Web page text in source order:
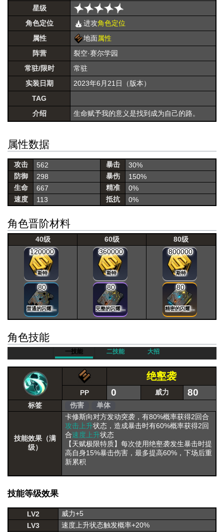
星级
角色定位
进攻角色定位
属性
地面属性
阵营
裂空·赛尔学园
常驻/限时
常驻
实装日期
2023年6月21日（版本）
TAG
介绍
生命赋予我的意义是找到成为自己的路。
属性数据
攻击 562 暴击
30%
防御
298 暴伤
150%
生命
667 精准
0%
速度
113 抵抗 0%
角色晋阶材料
40级 60级
80级
120000
斯特
80
普通的闪耀晶片
360000
斯特
80
完整的闪耀晶片
800000
斯特
80
精密的闪耀晶片
角色技能
一技能 二技能 大招
绝壑袭
PP 0 威力 80
标签 伤害 单体
技能效果（满
级）
卡修斯向对方发动突袭，有80%概率获得2回合
攻击上升状态，造成暴击时有60%概率获得2回
合速度上升状态
【天赋极限特质】每次使用绝壑袭发生暴击时提
高自身15%暴击伤害，最多提高60%，下场后重
新累积
技能等级效果
LV2
威力+5
LV3
速度上升状态触发概率+20%